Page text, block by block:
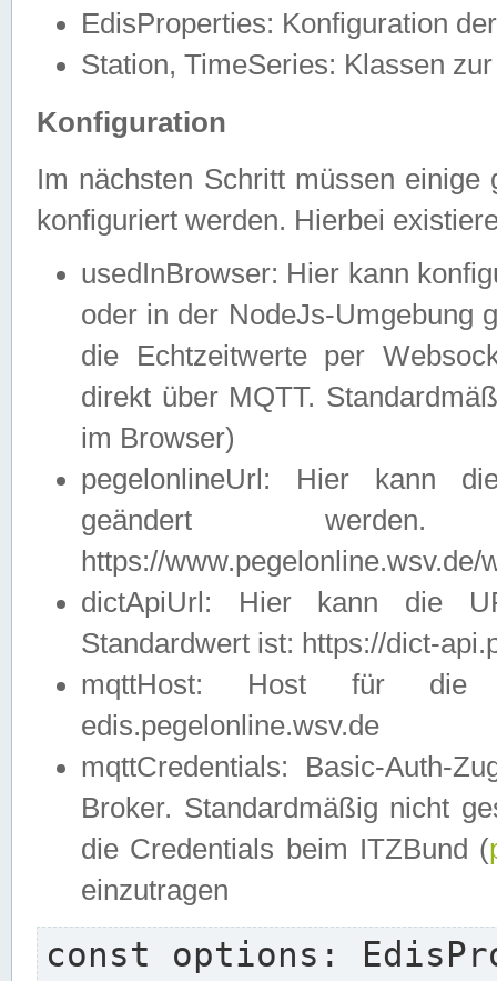
EdisProperties: Konfiguration
Station, TimeSeries: Klassen
Konfiguration
Im nächsten Schritt müssen einige
konfiguriert werden. Hierbei
usedInBrowser: Hier kann
oder in der NodeJs-Umgebung
die Echtzeitwerte per
direkt über MQTT.
im Browser)
pegelonlineUrl: Hier kann
geändert
https://
dictApiUrl: Hier kann die
Standardwert ist: https://dict-
mqttHost: Host für die
edis.pegelonline.wsv.de
mqttCredentials: Basic-Auth-
Broker. Standardmäßig nicht
die Credentials beim ITZBund (
einzutragen
const options: